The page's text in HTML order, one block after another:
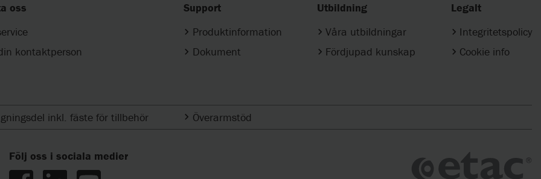
oss
kontaktperson
Support
Produktinformation
Dokument
Utbildning
Våra utbildningar
Fördjupad kunskap
Legalt
Integritetspolicy
Cookie info
inkl. fäste för tillbehör Överarmstöd
Följ oss i sociala medier